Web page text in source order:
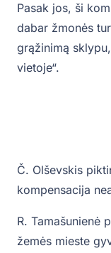
Pasak jos, ši
dabar žmonės
grąžinimą
vietoje“.
Č. Olševskis
kompensacija
R. Tamašunienė
žemės mieste